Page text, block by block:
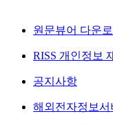
원문뷰어 다운
RISS 개인정보
공지사항
해외전자정보서